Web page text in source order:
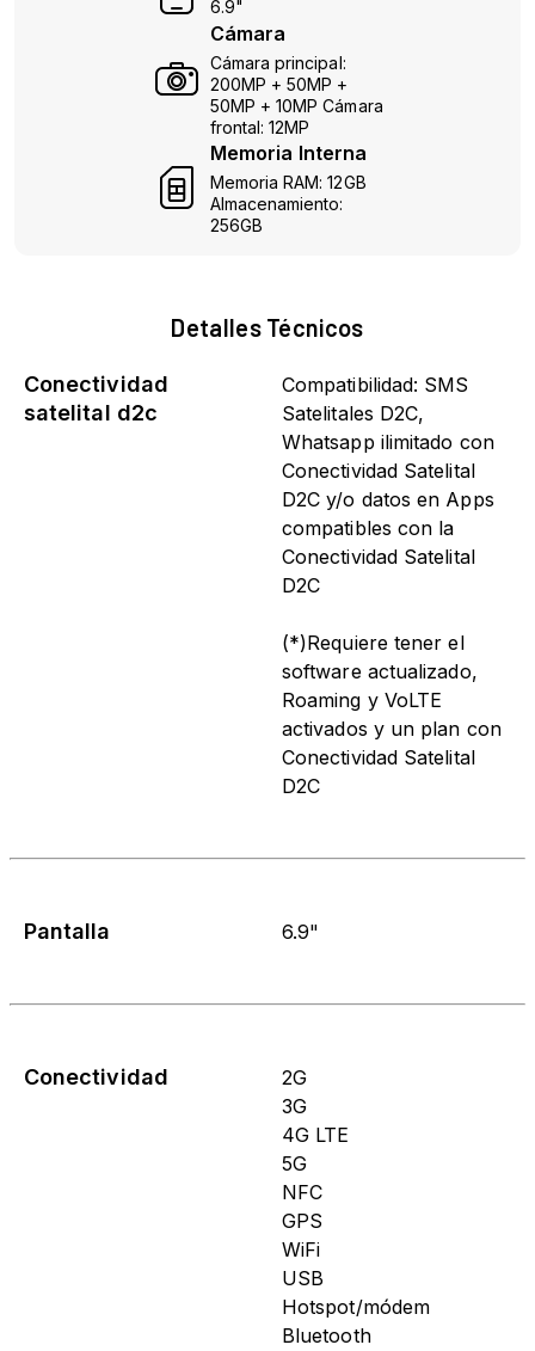
6.9"
Cámara
Cámara principal:
200MP + 50MP +
50MP + 10MP Cámara
frontal: 12MP
Memoria Interna
Memoria RAM: 12GB
Almacenamiento:
256GB
Detalles Técnicos
Conectividad
satelital d2c
Compatibilidad: SMS
Satelitales D2C,
Whatsapp ilimitado con
Conectividad Satelital
D2C y/o datos en Apps
compatibles con la
Conectividad Satelital
D2C
(*)Requiere tener el
software actualizado,
Roaming y VoLTE
activados y un plan con
Conectividad Satelital
D2C
Pantalla 6.9"
Conectividad
2G
3G
4G LTE
5G
NFC
GPS
WiFi
USB
Hotspot/módem
Bluetooth